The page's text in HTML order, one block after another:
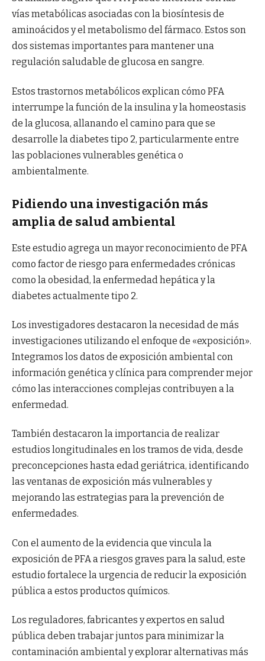
vías metabólicas asociadas con la biosíntesis de
aminoácidos y el metabolismo del fármaco. Estos son
dos sistemas importantes para mantener una
regulación saludable de glucosa en sangre.
Estos trastornos metabólicos explican cómo PFA
interrumpe la función de la insulina y la homeostasis
de la glucosa, allanando el camino para que se
desarrolle la diabetes tipo 2, particularmente entre
las poblaciones vulnerables genética o
ambientalmente.
Pidiendo una investigación más
amplia de salud ambiental
Este estudio agrega un mayor reconocimiento de PFA
como factor de riesgo para enfermedades crónicas
como la obesidad, la enfermedad hepática y la
diabetes actualmente tipo 2.
Los investigadores destacaron la necesidad de más
investigaciones utilizando el enfoque de «exposición».
Integramos los datos de exposición ambiental con
información genética y clínica para comprender mejor
cómo las interacciones complejas contribuyen a la
enfermedad.
También destacaron la importancia de realizar
estudios longitudinales en los tramos de vida, desde
preconcepciones hasta edad geriátrica, identificando
las ventanas de exposición más vulnerables y
mejorando las estrategias para la prevención de
enfermedades.
Con el aumento de la evidencia que vincula la
exposición de PFA a riesgos graves para la salud, este
estudio fortalece la urgencia de reducir la exposición
pública a estos productos químicos.
Los reguladores, fabricantes y expertos en salud
pública deben trabajar juntos para minimizar la
contaminación ambiental y explorar alternativas más